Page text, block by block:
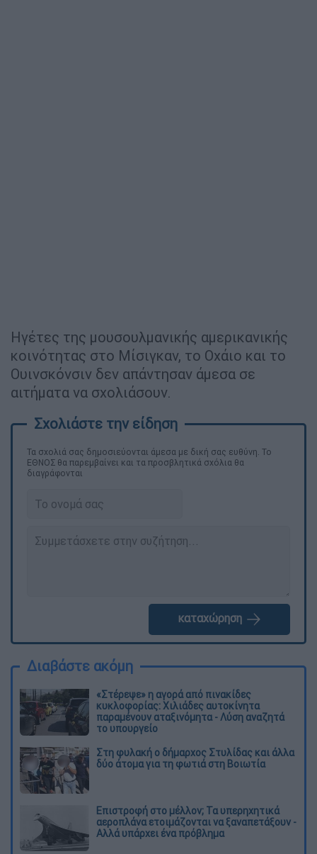
Ηγέτες της μουσουλμανικής αμερικανικής
κοινότητας στο Μίσιγκαν, το Οχάιο και το
Ουινσκόνσιν δεν απάντησαν άμεσα σε
αιτήματα να σχολιάσουν.
Τα σχολιά σας δημοσιεύονται άμεσα με δική σας ευθύνη. Το
ΕΘΝΟΣ θα παρεμβαίνει και τα προσβλητικά σχόλια θα
διαγράφονται
καταχώρηση
Διαβάστε ακόμη
«Στέρεψε» η αγορά από πινακίδες
κυκλοφορίας: Χιλιάδες αυτοκίνητα
παραμένουν αταξινόμητα - Λύση αναζητά
το υπουργείο
Στη φυλακή ο δήμαρχος Στυλίδας και άλλα
δύο άτομα για τη φωτιά στη Βοιωτία
Επιστροφή στο μέλλον; Τα υπερηχητικά
αεροπλάνα ετοιμάζονται να ξαναπετάξουν -
Αλλά υπάρχει ένα πρόβλημα